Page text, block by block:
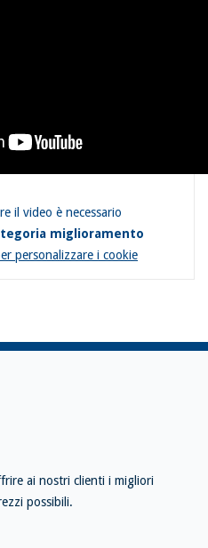
il video è necessario
miglioramento
personalizzare i cookie
ai nostri clienti i migliori
possibili.